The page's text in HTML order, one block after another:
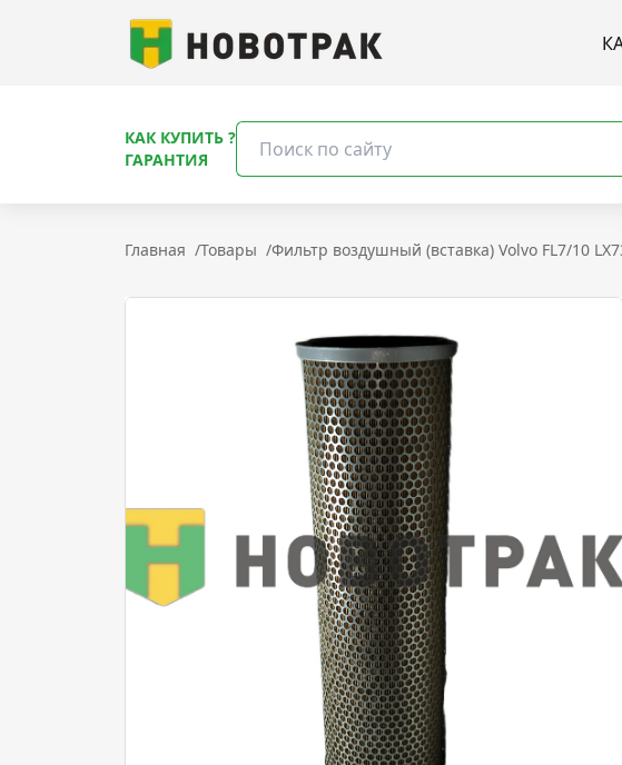
КАК КУПИТЬ ?
ГАРАНТИЯ
Главная /Товары /Фильтр воздушный (вставка) Volvo FL7/10